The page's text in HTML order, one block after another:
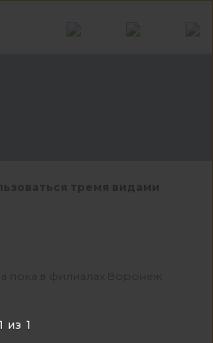
тремя видами
пока в филиалах Воронеж,
1 из 1